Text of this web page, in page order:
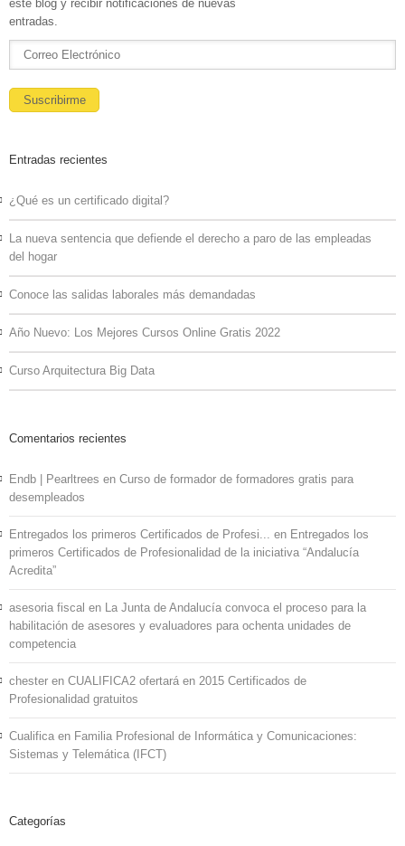
este blog y recibir notificaciones de nuevas
entradas.
Entradas recientes
¿Qué es un certificado digital?
La nueva sentencia que defiende el derecho a paro de las empleadas
del hogar
Conoce las salidas laborales más demandadas
Año Nuevo: Los Mejores Cursos Online Gratis 2022
Curso Arquitectura Big Data
Comentarios recientes
Endb | Pearltrees en Curso de formador de formadores gratis para
desempleados
Entregados los primeros Certificados de Profesi... en Entregados los
primeros Certificados de Profesionalidad de la iniciativa “Andalucía
Acredita”
asesoria fiscal en La Junta de Andalucía convoca el proceso para la
habilitación de asesores y evaluadores para ochenta unidades de
competencia
chester en CUALIFICA2 ofertará en 2015 Certificados de
Profesionalidad gratuitos
Cualifica en Familia Profesional de Informática y Comunicaciones:
Sistemas y Telemática (IFCT)
Categorías